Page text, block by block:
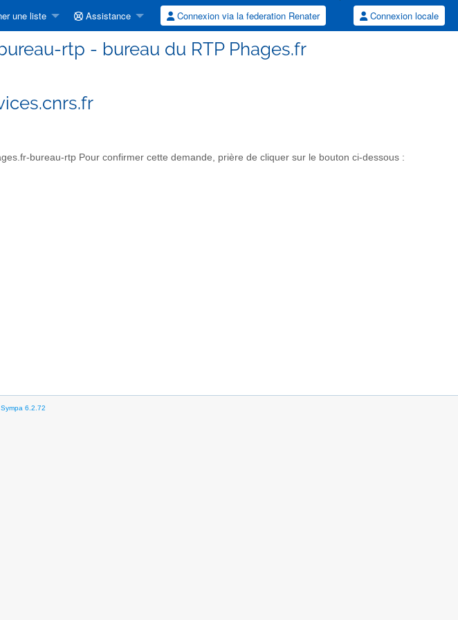
une liste Assistance Connexion via la federation Renater Connexion locale
rtp - bureau du RTP Phages.fr
bureau-rtp Pour confirmer cette demande, prière de cliquer sur le bouton ci-dessous :
6.2.72